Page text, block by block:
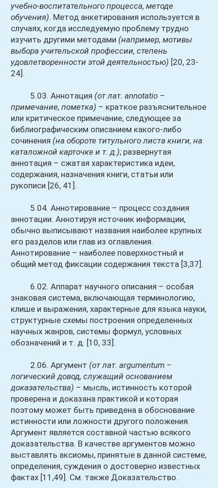
учебно-воспитательного процесса, методе
обучения). Метод анкетирования используется в
случаях, когда исследуемую проблему трудно
изучить другими методами (например, мотивы
выбора учительской профессии, степень
удовлетворенности этой деятельностью) [20, 23-
24].
5.03. Аннотация (от лат. annotatio –
примечание, пометка) – краткое разъяснительное
или критическое примечание, следующее за
библиографическим описанием какого-либо
сочинения (на обороте титульного листа книги, на
каталожной карточке и т. д.); развернутая
аннотация – сжатая характеристика идеи,
содержания, назначения книги, статьи или
рукописи [26, 41].
5.04. Аннотирование – процесс создания
аннотации. Аннотируя источник информации,
обычно выписывают названия наиболее крупных
его разделов или глав из оглавления.
Аннотирование – наиболее поверхностный и
общий метод фиксации содержания текста [3,37].
6.02. Аппарат научного описания – особая
знаковая система, включающая терминологию,
клише и выражения, характерные для языка науки,
структурные схемы построения определенных
научных жанров, системы формул, условных
обозначений и т. д. [10, 33].
2.06. Аргумент (от лат. argumentum –
логический довод, служащий основанием
доказательства) – мысль, истинность которой
проверена и доказана практикой и которая
поэтому может быть приведена в обоснование
истинности или ложности другого положения.
Аргумент является составной частью всякого
доказательства. В качестве аргументов можно
выставлять аксиомы, принятые в данной системе,
определения, суждения о достоверно известных
фактах [11,49]. См. также Доказательство.